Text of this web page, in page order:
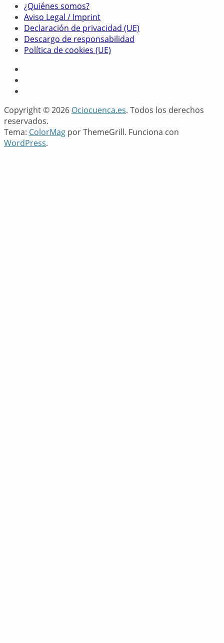
¿Quiénes somos?
Aviso Legal / Imprint
Declaración de privacidad (UE)
Descargo de responsabilidad
Política de cookies (UE)
Copyright © 2026 Ociocuenca.es. Todos los derechos
reservados.
Tema: ColorMag por ThemeGrill. Funciona con
WordPress.